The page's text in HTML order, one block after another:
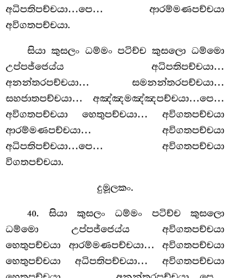
අධිපතිපච්චයා…පෙ… ආරම්මණපච්චයා
අවිගතපච්චයා.
සියා කුසලං ධම්මං පටිච්ච කුසලො ධම්මො
උප්පජ්ජෙය්ය අධිපතිපච්චයා…
අනන්තරපච්චයා… සමනන්තරපච්චයා…
සහජාතපච්චයා… අඤ්ඤමඤ්ඤපච්චයා…පෙ…
අවිගතපච්චයා හෙතුපච්චයා… අවිගතපච්චයා
ආරම්මණපච්චයා… අවිගතපච්චයා
අධිපතිපච්චයා…පෙ… අවිගතපච්චයා
විගතපච්චයා.
දුමූලකං.
40. සියා කුසලං ධම්මං පටිච්ච කුසලො
ධම්මො උප්පජ්ජෙය්ය අවිගතපච්චයා
හෙතුපච්චයා ආරම්මණපච්චයා… අවිගතපච්චයා
හෙතුපච්චයා අධිපතිපච්චයා… අවිගතපච්චයා